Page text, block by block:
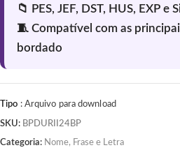
Tipo : Arquivo para download
SKU: BPDURII24BP
Categoria: Nome, Frase e Letra